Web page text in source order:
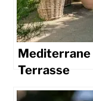
Mediterrane
Terrasse